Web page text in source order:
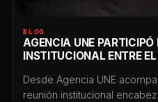
BLOG
AGENCIA UNE PARTICIPÓ
INSTITUCIONAL ENTRE EL
ARGENTINA
Desde Agencia UNE
reunión institucional